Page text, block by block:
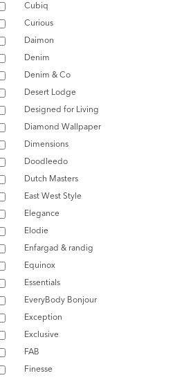
Cubiq
Curious
Daimon
Denim
Denim & Co
Desert Lodge
Designed for Living
Diamond Wallpaper
Dimensions
Doodleedo
Dutch Masters
East West Style
Elegance
Elodie
Enfargad & randig
Equinox
Essentials
EveryBody Bonjour
Exception
Exclusive
FAB
Finesse